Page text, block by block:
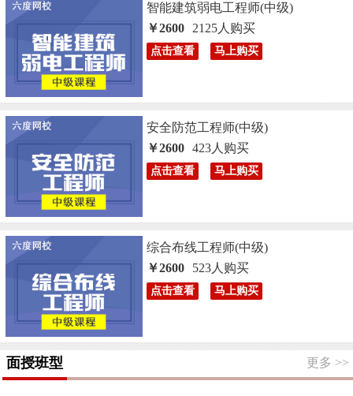
智能建筑弱电工程师(中级)
￥2600
2125人购买
点击查看 马上购买
安全防范工程师(中级)
￥2600
423人购买
点击查看 马上购买
综合布线工程师(中级)
￥2600
523人购买
点击查看 马上购买
面授班型 更多 >>